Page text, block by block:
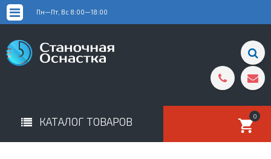
Пн—Пт, Вс 8:00—18:00
КАТАЛОГ ТОВАРОВ 0